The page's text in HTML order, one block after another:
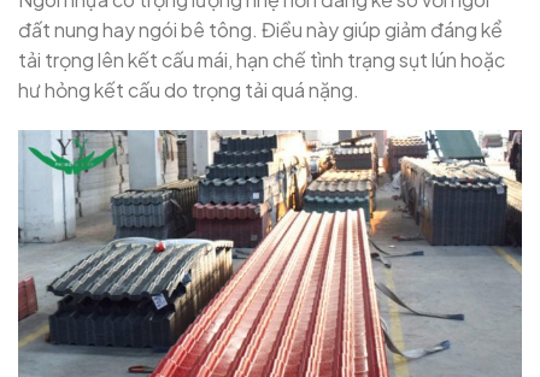
đất nung hay ngói bê tông. Điều này giúp giảm đáng kể
tải trọng lên kết cấu mái, hạn chế tình trạng sụt lún hoặc
hư hỏng kết cấu do trọng tải quá nặng.